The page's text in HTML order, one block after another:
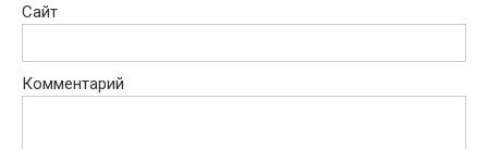
Сайт
Комментарий